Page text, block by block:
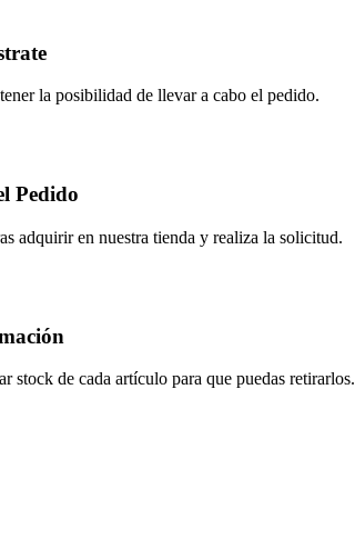
la posibilidad de llevar a cabo el pedido.
Pedido
adquirir en nuestra tienda y realiza la solicitud.
stock de cada artículo para que puedas retirarlos.